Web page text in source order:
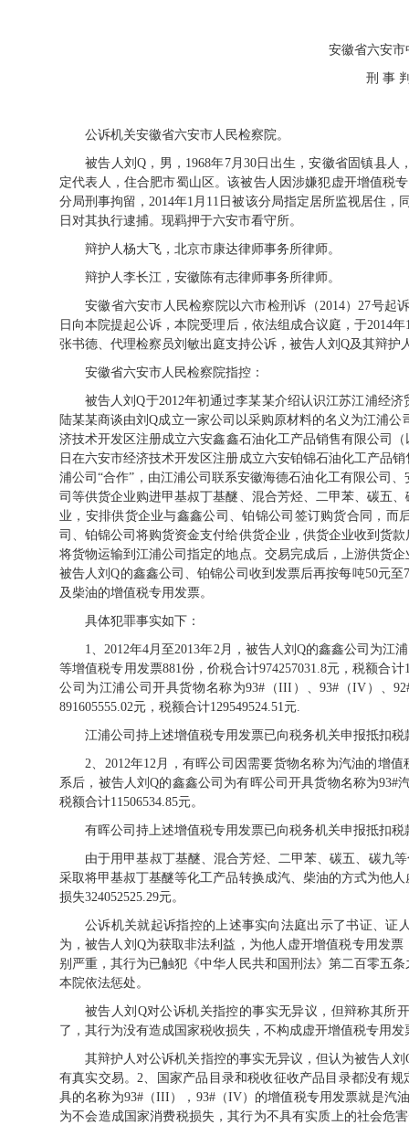
安徽省六安
刑 事
公诉机关安徽省六安市人民检察院。
被告人刘Q，男，1968年7月30日出生，安徽省固镇县
定代表人，住合肥市蜀山区。该被告人因涉嫌犯虚开增值税
分局刑事拘留，2014年1月11日被该分局指定居所监视居住
日对其执行逮捕。现羁押于六安市看守所。
辩护人杨大飞，北京市康达律师事务所律师。
辩护人李长江，安徽陈有志律师事务所律师。
安徽省六安市人民检察院以六市检刑诉（2014）27号起
日向本院提起公诉，本院受理后，依法组成合议庭，于2014
张书德、代理检察员刘敏出庭支持公诉，被告人刘Q及其辩
安徽省六安市人民检察院指控：
被告人刘Q于2012年初通过李某某介绍认识江苏江浦经
陆某某商谈由刘Q成立一家公司以采购原材料的名义为江浦
济技术开发区注册成立六安鑫鑫石油化工产品销售有限公司
日在六安市经济技术开发区注册成立六安铂锦石油化工产品
浦公司“合作”，由江浦公司联系安徽海德石油化工有限公司
司等供货企业购进甲基叔丁基醚、混合芳烃、二甲苯、碳五
业，安排供货企业与鑫鑫公司、铂锦公司签订购货合同，
司、铂锦公司将购货资金支付给供货企业，供货企业收到货
将货物运输到江浦公司指定的地点。交易完成后，上游供货
被告人刘Q的鑫鑫公司、铂锦公司收到发票后再按每吨50元
及柴油的增值税专用发票。
具体犯罪事实如下：
1、2012年4月至2013年2月，被告人刘 Q的鑫鑫公司为江
等增值税专用发票881份，价税合计974257031.8元，税额合计
公司为江浦公司开具货物名称为93# （III ）、93# （IV ）、
891605555.02元，税额合计129549524.51元.
江浦公司持上述增值税专用发票已向税务机关申报抵扣税
2、 2012年12月，有晖公司因需要货物名称为汽油的增
系后，被告人刘Q的鑫鑫公司为有晖公司开具货物名称为93#
税额合计11506534.85元。
有晖公司持上述增值税专用发票已向税务机关申报抵扣税
由于用甲基叔丁基醚、混合芳烃、二甲苯、碳五、碳九
采取将甲基叔丁基醚等化工产品转换成汽、柴油的方式为他
损失324052525.29元。
公诉机关就起诉指控的上述事实向法庭出示了书证、证
为，被告人刘Q为获取非法利益，为他人虚开增值税专用发
别严重，其行为已触犯《中华人民共和国刑法》第二百零五
本院依法惩处。
被告人刘Q对公诉机关指控的事实无异议，但辩称其所
了，其行为没有造成国家税收损失，不构成虚开增值税专用发
其辩护人对公诉机关指控的事实无异议，但认为被告人
有真实交易。2、国家产品目录和税收征收产品目录都没有
具的名称为93#（III），93#（IV）的增值税专用发票就是汽
为不会造成国家消费税损失，其行为不具有实质上的社会危